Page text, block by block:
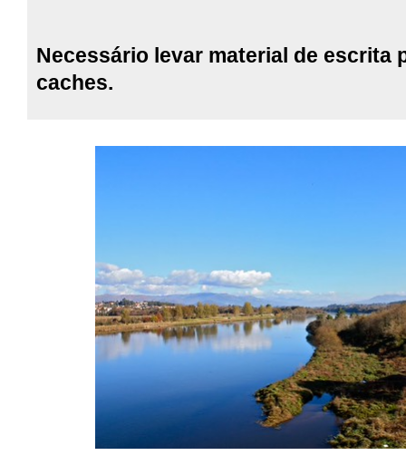
Necessário levar material de escrita
caches.